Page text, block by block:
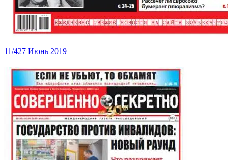
11/427 Июнь 2019